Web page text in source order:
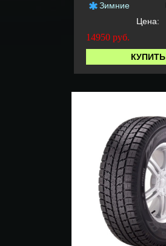
Зимние
Цена:
14950 руб.
КУПИТЬ